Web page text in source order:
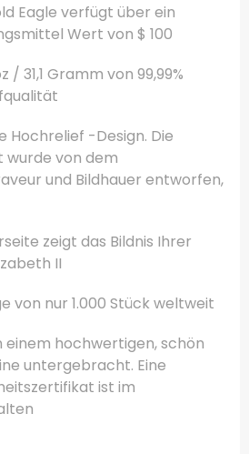
Eagle verfügt über ein
Wert von $ 100
/ 31,1 Gramm von 99,99%
Hochrelief -Design. Die
wurde von dem
und Bildhauer entworfen,
zeigt das Bildnis Ihrer
II
von nur 1.000 Stück weltweit
einem hochwertigen, schön
untergebracht. Eine
ist im